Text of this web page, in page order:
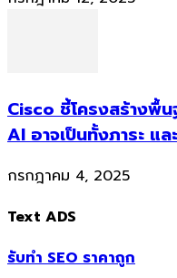
Cisco ชี้โครงสร้างพื้
AI อาจเป็นทั้งภาระ แ
กรกฎาคม 4, 2025
Text ADS
รับทำ SEO ราคาถูก